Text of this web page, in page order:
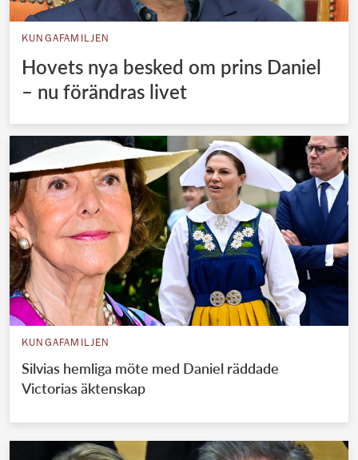
KUNGAFAMILJEN
Hovets nya besked om prins Daniel
– nu förändras livet
KUNGAFAMILJEN
Silvias hemliga möte med Daniel räddade
Victorias äktenskap